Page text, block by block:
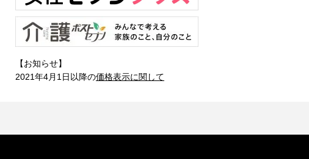
【お知らせ】
2021年4月1日以降の価格表示に関して